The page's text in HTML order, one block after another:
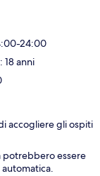
24:00
anni
accogliere gli ospiti
potrebbero essere